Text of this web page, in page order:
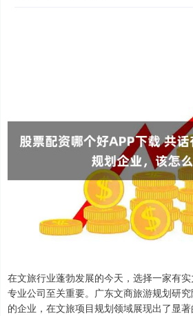
在文旅行业蓬勃发展的今天，选择一家有
专业公司至关重要。广东文商旅游规划研
的企业，在文旅项目规划领域展现出了显著